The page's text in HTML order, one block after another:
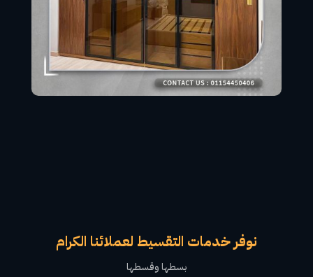
نوفر خدمات التقسيط لعملائنا الكرام
بسطها وقسطها